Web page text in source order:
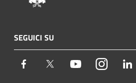
SEGUICI SU
Facebook Twitter YoutubeInstagram